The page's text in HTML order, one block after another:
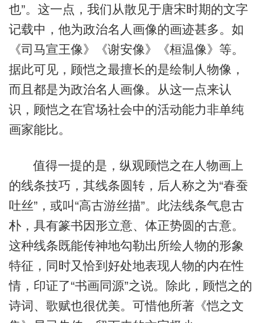
也”。这一点，我们从散见于唐宋时期的文字
记载中，他为政治名人画像的画迹甚多。如
《司马宣王像》《谢安像》《桓温像》等。
据此可见，顾恺之最擅长的是绘制人物像，
而且都是为政治名人画像。从这一点来认
识，顾恺之在官场社会中的活动能力非单纯
画家能比。
值得一提的是，纵观顾恺之在人物画上
的线条技巧，其线条圆转，后人称之为“春蚕
吐丝”，或叫“高古游丝描”。此法线条气息古
朴，具有篆书因形立意、体正势圆的古意。
这种线条既能传神地勾勒出所绘人物的形象
特征，同时又恰到好处地表现人物的内在性
情，印证了“书画同源”之说。除此，顾恺之的
诗词、歌赋也很优美。可惜他所著《恺之文